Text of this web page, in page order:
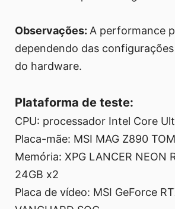
Observações: A performance
dependendo das
do hardware.
Plataforma de teste:
CPU: processador Intel Core
Placa-mãe: MSI MAG Z890
Memória: XPG LANCER NEON
24GB x2
Placa de vídeo: MSI GeForce